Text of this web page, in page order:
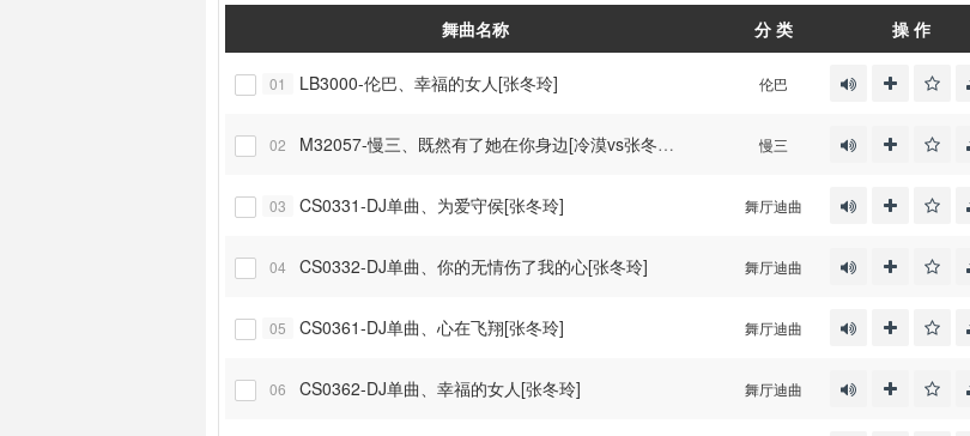
舞曲名称 分 类 操 作
01 LB3000-伦巴、幸福的女人[张冬玲] 伦巴
02 M32057-慢三、既然有了她在你身边[冷漠vs张冬玲] 慢三
03 CS0331-DJ单曲、为爱守侯[张冬玲] 舞厅迪曲
04 CS0332-DJ单曲、你的无情伤了我的心[张冬玲] 舞厅迪曲
05 CS0361-DJ单曲、心在飞翔[张冬玲] 舞厅迪曲
06 CS0362-DJ单曲、幸福的女人[张冬玲] 舞厅迪曲